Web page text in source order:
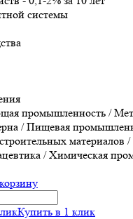
системы
промышленность /
/ Пищевая
материалов
/ Химическая
Купить в 1 клик